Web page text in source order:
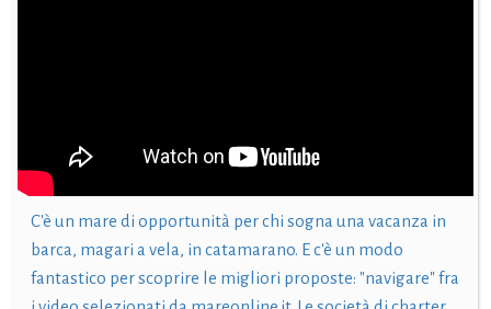
C'è un mare di opportunità per chi sogna una vacanza in
barca, magari a vela, in catamarano. E c'è un modo
fantastico per scoprire le migliori proposte: "navigare" fra